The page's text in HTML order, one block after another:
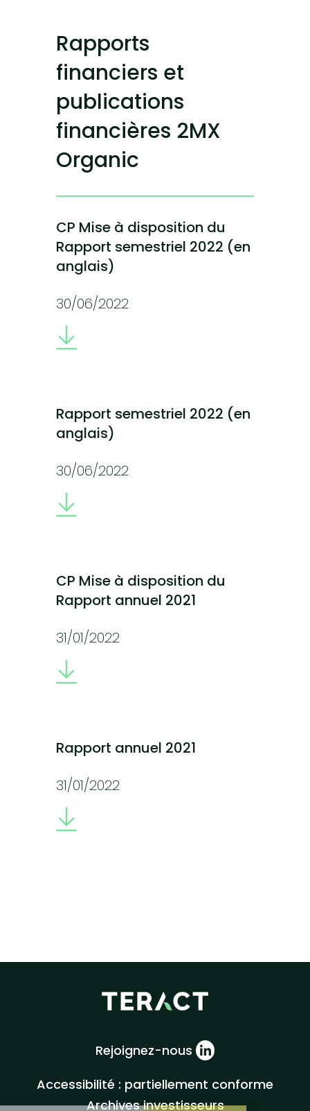
Rapports
financiers et
publications
financières 2MX
Organic
CP Mise à disposition du
Rapport semestriel 2022 (en
anglais)
30/06/2022
Rapport semestriel 2022 (en
anglais)
30/06/2022
CP Mise à disposition du
Rapport annuel 2021
31/01/2022
Rapport annuel 2021
31/01/2022
Accessibilité : partiellement conforme
Archives investisseurs
Rejoignez-nous